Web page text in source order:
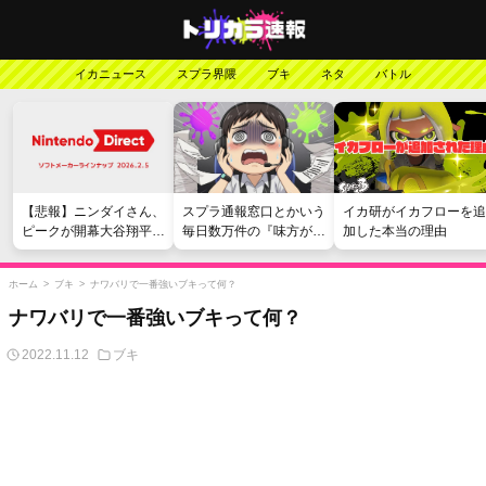
イカニュース スプラ界隈 ブキ ネタ バトル
【悲報】ニンダイさん、
ピークが開幕大谷翔平の
がっかりダイレクトだっ
たと言われてしまう
スプラ通報窓口とかいう
毎日数万件の『味方が弱
い』愚痴を読まされる苦
行
イカ研がイカフローを追
加した本当の理由
ホーム > ブキ > ナワバリで一番強いブキって何？
ナワバリで一番強いブキって何？
2022.11.12 ブキ